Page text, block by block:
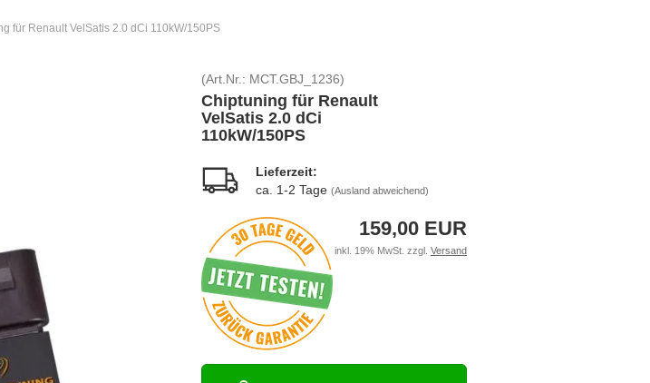
für Renault VelSatis 2.0 dCi 110kW/150PS
(Art.Nr.: MCT.GBJ_1236)
Chiptuning für Renault
VelSatis 2.0 dCi
110kW/150PS
Lieferzeit:
ca. 1-2 Tage (Ausland abweichend)
159,00 EUR
inkl. 19% MwSt. zzgl. Versand